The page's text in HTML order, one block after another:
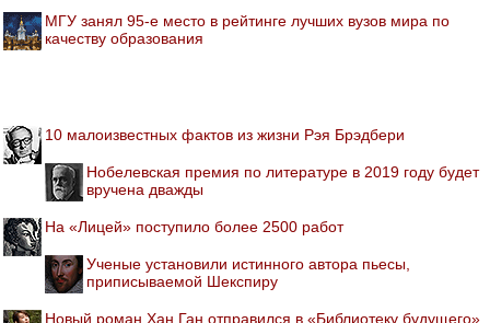
МГУ занял 95-е место в рейтинге лучших вузов мира по
качеству образования
10 малоизвестных фактов из жизни Рэя Брэдбери
Нобелевская премия по литературе в 2019 году будет
вручена дважды
На «Лицей» поступило более 2500 работ
Ученые установили истинного автора пьесы,
приписываемой Шекспиру
Новый роман Хан Ган отправился в «Библиотеку будущего»